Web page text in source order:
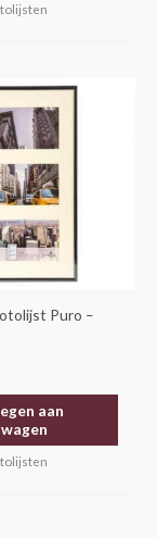
Puro –
aan